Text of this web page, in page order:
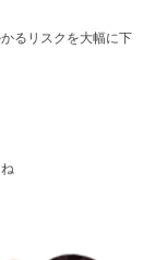
るリスクを大幅に下